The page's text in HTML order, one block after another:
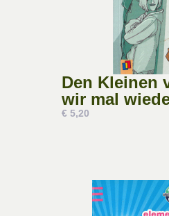
Den Kleinen
wir mal
€ 5,20